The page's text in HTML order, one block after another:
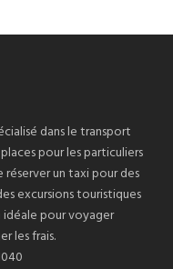
dans le transport
pour les particuliers
un taxi pour des
excursions touristiques
idéale pour voyager
les frais.